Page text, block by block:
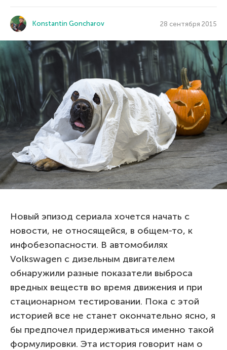
Konstantin Goncharov 28 сентября 2015
Новый эпизод сериала хочется начать с
новости, не относящейся, в общем-то, к
инфобезопасности. В автомобилях
Volkswagen с дизельным двигателем
обнаружили разные показатели выброса
вредных веществ во время движения и при
стационарном тестировании. Пока с этой
историей все не станет окончательно ясно, я
бы предпочел придерживаться именно такой
формулировки. Эта история говорит нам о